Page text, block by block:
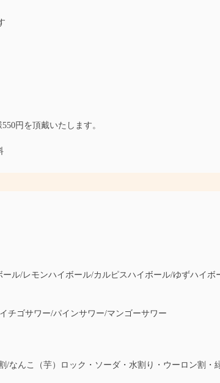
円を頂戴いたします。
ル/レモンハイボール/カルピスハイボール/ゆずハイ
チゴサワー/パインサワー/マンゴーサワー
なんこ（芋）ロック・ソーダ・水割り・ウーロン割・